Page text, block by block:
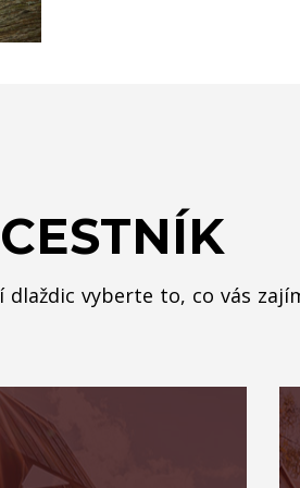
dlaždic vyberte to, co vás